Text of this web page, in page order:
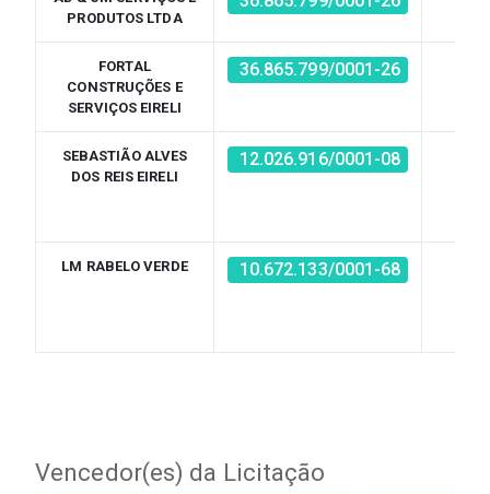
PRODUTOS LTDA
FORTAL
CONSTRUÇÕES E
SERVIÇOS EIRELI
36.865.799/0001-26
SEBASTIÃO ALVES
DOS REIS EIRELI
12.026.916/0001-08
LM RABELO VERDE 10.672.133/0001-68
Vencedor(es) da Licitação